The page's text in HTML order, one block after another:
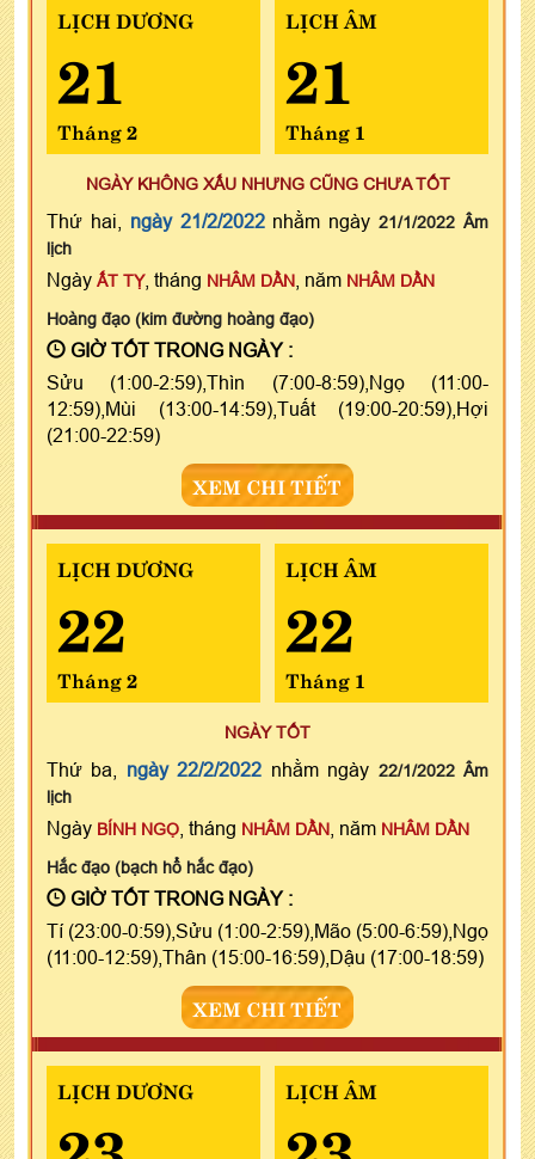
LỊCH DƯƠNG
21
Tháng 2
LỊCH ÂM
21
Tháng 1
NGÀY KHÔNG XẤU NHƯNG CŨNG CHƯA TỐT
Thứ hai, ngày 21/2/2022nhằm ngày21/1/2022 Âm
lịch
Ngày ẤT TỴ, tháng NHÂM DẦN , năm NHÂM DẦN
Hoàng đạo (kim đường hoàng đạo)
GIỜ TỐT TRONG NGÀY :
Sửu (1:00-2:59),Thìn (7:00-8:59),Ngọ (11:00-
12:59),Mùi (13:00-14:59),Tuất (19:00-20:59),Hợi
(21:00-22:59)
XEM CHI TIẾT
LỊCH DƯƠNG
22
Tháng 2
LỊCH ÂM
22
Tháng 1
NGÀY TỐT
Thứ ba, ngày 22/2/2022 nhằm ngày 22/1/2022 Âm
lịch
Ngày BÍNH NGỌ , tháng NHÂM DẦN , năm NHÂM DẦN
Hắc đạo (bạch hổ hắc đạo)
GIỜ TỐT TRONG NGÀY :
Tí (23:00-0:59),Sửu (1:00-2:59),Mão (5:00-6:59),Ngọ
(11:00-12:59),Thân (15:00-16:59),Dậu (17:00-18:59)
XEM CHI TIẾT
LỊCH DƯƠNG LỊCH ÂM